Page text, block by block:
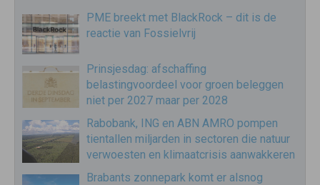
PME breekt met BlackRock – dit is de
reactie van Fossielvrij
Prinsjesdag: afschaffing
belastingvoordeel voor groen beleggen
niet per 2027 maar per 2028
Rabobank, ING en ABN AMRO pompen
tientallen miljarden in sectoren die natuur
verwoesten en klimaatcrisis aanwakkeren
Brabants zonnepark komt er alsnog